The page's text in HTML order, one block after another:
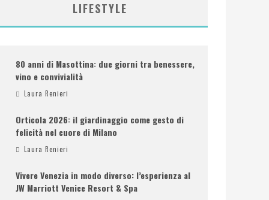
LIFESTYLE
80 anni di Masottina: due giorni tra benessere,
vino e convivialità
Laura Renieri
Orticola 2026: il giardinaggio come gesto di
felicità nel cuore di Milano
Laura Renieri
Vivere Venezia in modo diverso: l’esperienza al
JW Marriott Venice Resort & Spa